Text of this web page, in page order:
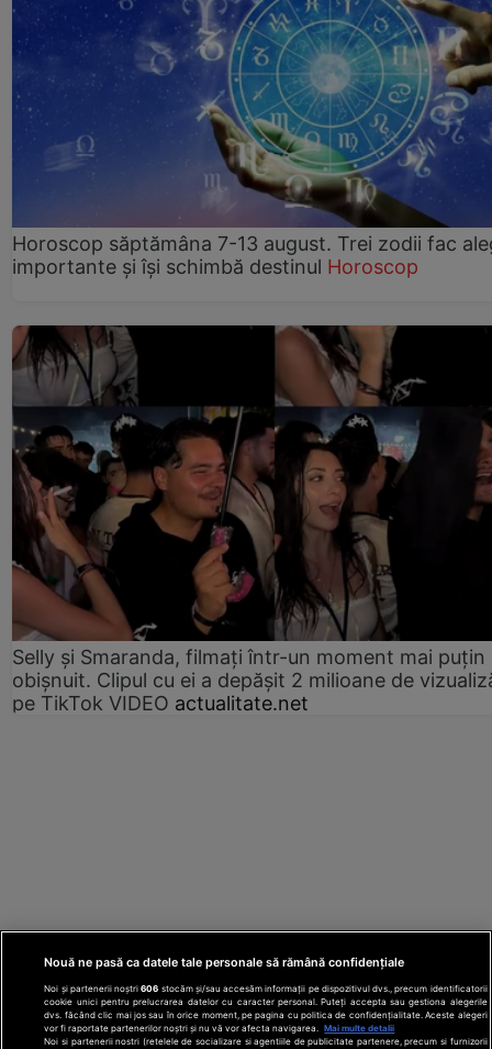
Horoscop săptămâna 7-13 august. Trei zodii fac
importante și își schimbă destinul Horoscop
Selly și Smaranda, filmați într-un moment mai puțin
obișnuit. Clipul cu ei a depășit 2 milioane de
pe TikTok VIDEO actualitate.net
Nouă ne pasă ca datele tale personale să rămână confidențiale
Noi și partenerii noștri606 stocăm și/sau accesăm informații pe dispozitivul dvs., precum identificatorii
cookie unici pentru prelucrarea datelor cu caracter personal. Puteți accepta sau gestiona alegerile
dvs. făcând clic mai jos sau în orice moment, pe pagina cu politica de confidențialitate. Aceste alegeri
vor fi raportate partenerilor noștri și nu vă vor afecta navigarea.
Mai multe detalii
Noi si partenerii nostri (retelele de socializare si agentiile de publicitate partenere, precum si furnizorii